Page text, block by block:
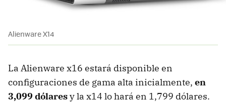
Alienware X14
La Alienware x16 estará disponible en
configuraciones de gama alta inicialmente, en
3,099 dólaresy la x14 lo hará en 1,799 dólares.